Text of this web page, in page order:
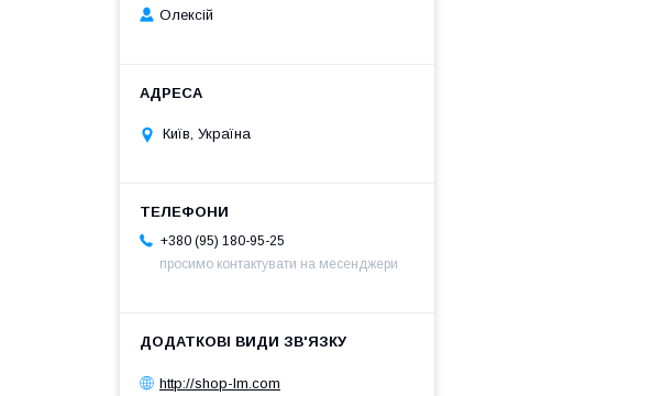
Олексій
Київ, Україна
+380 (95) 180-95-25
просимо контактувати на месенджери
http://shop-lm.com